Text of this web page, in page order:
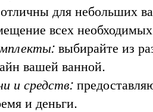
отличны для небольших
всех
выбирайте из
вашей ванной.
и средств:
и деньги.